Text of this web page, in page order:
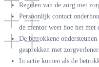
Regelen van de zorg met
Persoonlijk contact
de mentor weet hoe het met
De betrokkene
gesprekken met
In actie komen als de